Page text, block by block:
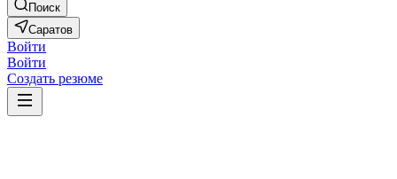
Поиск
Саратов
Войти
Войти
Создать резюме